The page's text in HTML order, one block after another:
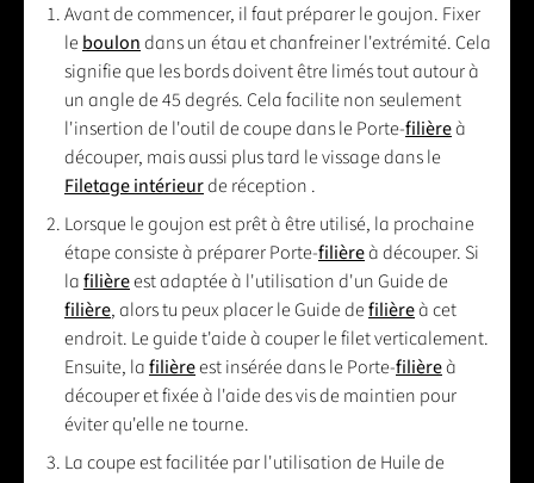
Avant de commencer, il faut préparer le goujon. Fixer
leboulondans un étau et chanfreiner l'extrémité. Cela
signifie que les bords doivent être limés tout autour à
un angle de 45 degrés. Cela facilite non seulement
l'insertion de l'outil de coupe dans le Porte-filièreà
découper, mais aussi plus tard le vissage dans le
Filetage intérieurde réception .
Lorsque le goujon est prêt à être utilisé, la prochaine
étape consiste à préparer Porte-filièreà découper. Si
lafilièreest adaptée à l'utilisation d'un Guide de
filière, alors tu peux placer le Guide defilièreà cet
endroit. Le guide t'aide à couper le filet verticalement.
Ensuite, lafilièreest insérée dans le Porte-filièreà
découper et fixée à l'aide des vis de maintien pour
éviter qu'elle ne tourne.
La coupe est facilitée par l'utilisation de Huile de